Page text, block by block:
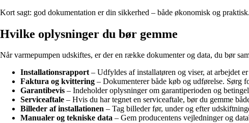
Kort sagt: god dokumentation er din sikkerhed – både økonomisk og praktisk.
Hvilke oplysninger du bør gemme
Når varmepumpen udskiftes, er der en række dokumenter og data, du bør
Installationsrapport– Udfyldes af installatøren og viser, at arbejdet
Faktura og kvittering – Dokumenterer både køb og udførelse. Sørg
Garantibevis – Indeholder oplysninger om garantiperioden og
Serviceaftale – Hvis du har tegnet en serviceaftale, bør du gemme
Billeder af installationen – Tag billeder før, under og efter
Manualer og tekniske data – Gem producentens vejledninger og